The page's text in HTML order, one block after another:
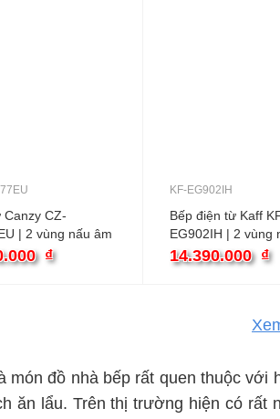
Canzy CZ-
| 2 vùng nấu âm
₫
KF-EG902IH
Bếp điện từ Kaff
EG902IH | 2 vùng
14.390.000 ₫
món đồ nhà bếp rất quen thuộc
ăn lẩu. Trên thị trường hiện có rất